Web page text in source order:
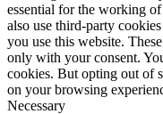
essential for the working
also use third-party
you use this website.
only with your consent.
cookies. But opting out of
on your browsing
Necessary